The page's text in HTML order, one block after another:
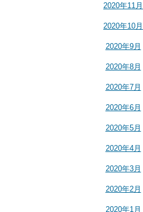
2020年11月
2020年10月
2020年9月
2020年8月
2020年7月
2020年6月
2020年5月
2020年4月
2020年3月
2020年2月
2020年1月